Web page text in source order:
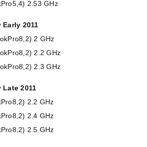
2.53 GHz
2011
2 GHz
2.2 GHz
2.3 GHz
2011
2.2 GHz
2.4 GHz
2.5 GHz